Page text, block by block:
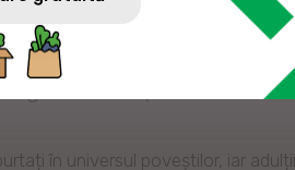
Naționale s-a transformat
generozitatea și bucuria
în universul poveștilor, iar